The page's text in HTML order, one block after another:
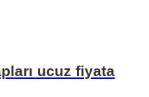
ucuz fiyata